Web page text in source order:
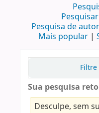
Pesquisa de
Mais popular
Sua pesquisa
Desculpe, sem